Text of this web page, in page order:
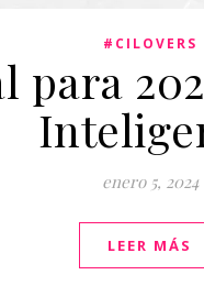
#CILOVERS
para
enero 5, 2024
LEER MÁS